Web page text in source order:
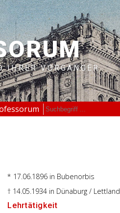
IHRER VORGÄNGER
* 17.06.1896 in Bubenorbis
† 14.05.1934 in Dünaburg / Lettland
Lehrtätigkeit